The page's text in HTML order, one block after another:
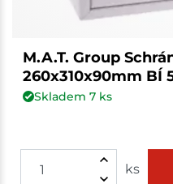
M.A.T. Group
260x310x90mm BÍ
Skladem 7ks
ks